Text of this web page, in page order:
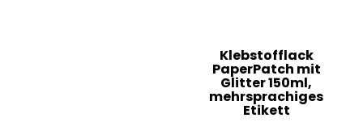
Klebstofflack
PaperPatch mit
Glitter 150ml,
mehrsprachiges
Etikett